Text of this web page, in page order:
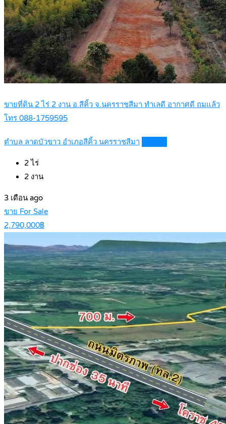
ขายที่ดิน 2 ไร่ 2 งาน อ.สีคิ้ว จ.นครราชสีมา ทำเลดี อากาศดี ถมแล้ว
โทร 088-1759595
ตำบล ลาดบัวขาว อำเภอสีคิ้ว นครราชสีมา
2ไร่
2 งาน
3 เดือน ago
ขาย For Sale
2,790,000฿